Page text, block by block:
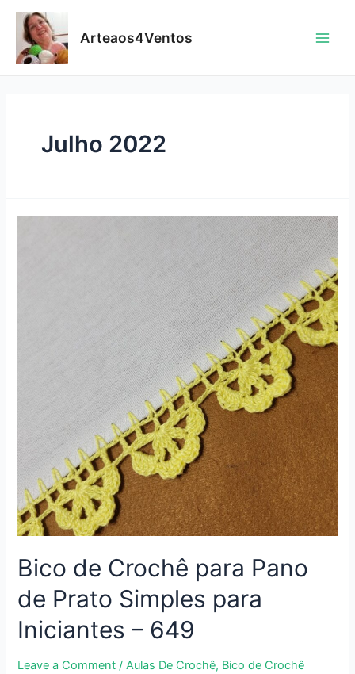
content
Arteaos4Ventos
Julho 2022
Bico de Crochê para Pano
de Prato Simples para
Iniciantes – 649
Leave a Comment /Aulas De Crochê, Bico de Crochê